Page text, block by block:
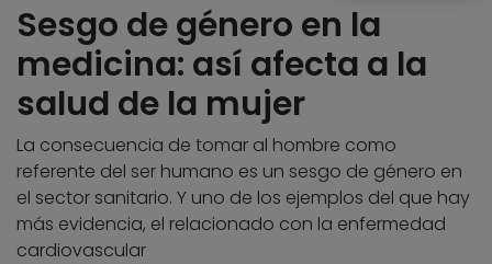
Sesgo de género en la
medicina: así afecta a la
salud de la mujer
La consecuencia de tomar al hombre como
referente del ser humano es un sesgo de género en
el sector sanitario. Y uno de los ejemplos del que hay
más evidencia, el relacionado con la enfermedad
cardiovascular